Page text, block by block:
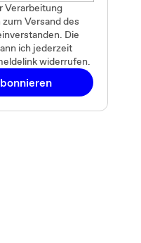
Verarbeitung
Versand des
Die
ich jederzeit
widerrufen.